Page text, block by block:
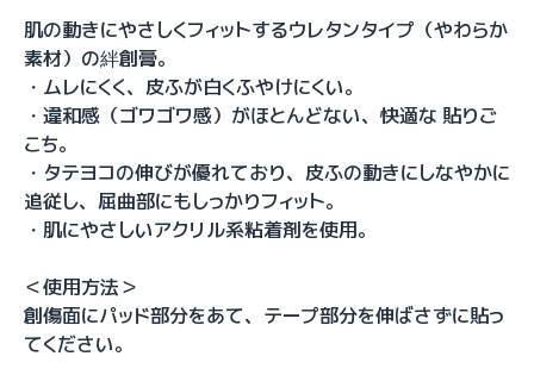
肌の動きにやさしくフィットするウレタンタイプ（やわらか
素材）の絆創膏。
・ムレにくく、皮ふが白くふやけにくい。
・違和感（ゴワゴワ感）がほとんどない、快適な 貼りご
こち。
・タテヨコの伸びが優れており、皮ふの動きにしなやかに
追従し、屈曲部にもしっかりフィット。
・肌にやさしいアクリル系粘着剤を使用。
＜使用方法＞
創傷面にパッド部分をあて、テープ部分を伸ばさずに貼っ
てください。